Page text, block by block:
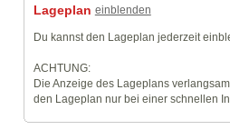
Lageplan einblenden
Du kannst den Lageplan jederzeit
ACHTUNG:
Die Anzeige des Lageplans
den Lageplan nur bei einer schnellen